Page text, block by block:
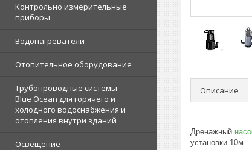
Контрольно измерительные
приборы
Водонагреватели
Отопительное оборудование
Трубопроводные системы
Blue Ocean для горячего и
холодного водоснабжения и
отопления внутри зданий
Освещение
Описание
Дренажный
установки 10м.